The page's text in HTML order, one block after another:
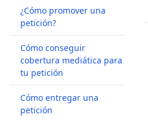
¿Cómo promover una
petición?
Cómo conseguir
cobertura mediática para
tu petición
Cómo entregar una
petición